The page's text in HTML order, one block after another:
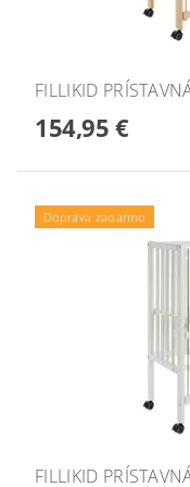
FILLIKID
154,95 €
Doprava zadarmo
FILLIKID